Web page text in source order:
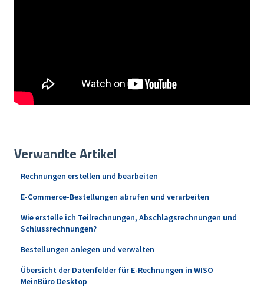
Verwandte Artikel
Rechnungen erstellen und bearbeiten
E-Commerce-Bestellungen abrufen und verarbeiten
Wie erstelle ich Teilrechnungen, Abschlagsrechnungen und
Schlussrechnungen?
Bestellungen anlegen und verwalten
Übersicht der Datenfelder für E-Rechnungen in WISO
MeinBüro Desktop